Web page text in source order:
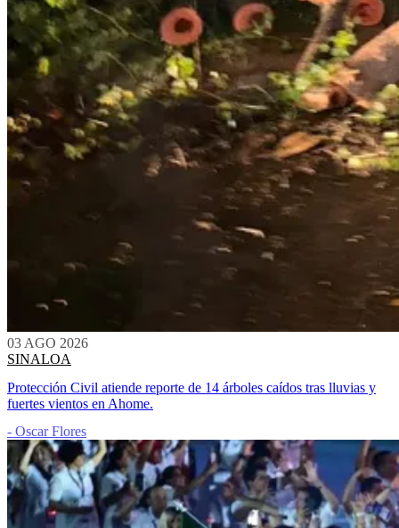
03 AGO 2026
SINALOA
Protección Civil atiende reporte de 14 árboles caídos tras lluvias y
fuertes vientos en Ahome.
- Oscar Flores